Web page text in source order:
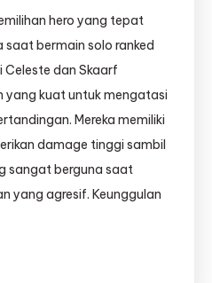
hero yang tepat
bermain solo ranked
Celeste dan Skaarf
yang kuat untuk mengatasi
Mereka memiliki
damage tinggi sambil
sangat berguna saat
yang agresif. Keunggulan